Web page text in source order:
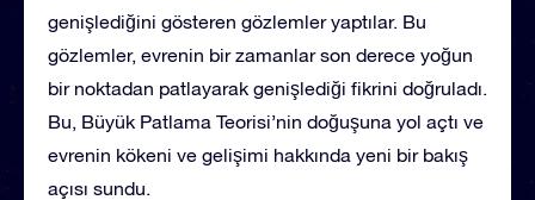
genişlediğini gösteren gözlemler yaptılar. Bu
gözlemler, evrenin bir zamanlar son derece yoğun
bir noktadan patlayarak genişlediği fikrini doğruladı.
Bu, Büyük Patlama Teorisi’nin doğuşuna yol açtı ve
evrenin kökeni ve gelişimi hakkında yeni bir bakış
açısı sundu.